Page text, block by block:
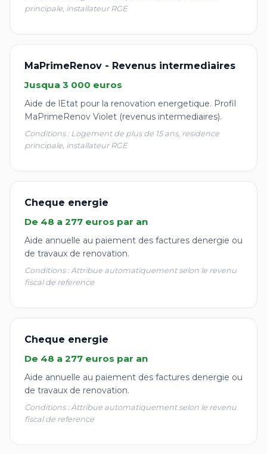
principale, installateur RGE
MaPrimeRenov - Revenus intermediaires
Jusqua 3 000 euros
Aide de lEtat pour la renovation energetique. Profil
MaPrimeRenov Violet (revenus intermediaires).
Conditions : Logement de plus de 15 ans, residence
principale, installateur RGE
Cheque energie
De 48 a 277 euros par an
Aide annuelle au paiement des factures denergie ou
de travaux de renovation.
Conditions : Attribue automatiquement selon le revenu
fiscal de reference
Cheque energie
De 48 a 277 euros par an
Aide annuelle au paiement des factures denergie ou
de travaux de renovation.
Conditions : Attribue automatiquement selon le revenu
fiscal de reference